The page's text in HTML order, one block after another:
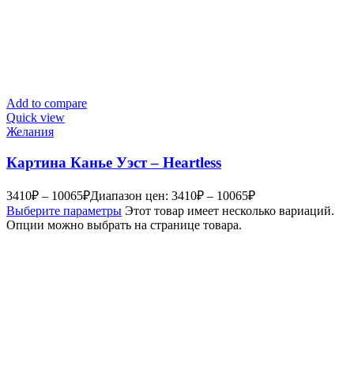
Add to compare
Quick view
Желания
Картина Канье Уэст – Heartless
3410₽ – 10065₽Диапазон цен: 3410₽ – 10065₽
Выберите параметры Этот товар имеет несколько вариаций.
Опции можно выбрать на странице товара.